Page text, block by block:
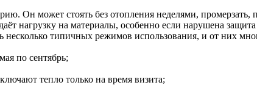
Он может стоять без отопления неделями, промерзать,
нагрузку на материалы, особенно если нарушена
несколько типичных режимов использования, и от них
по сентябрь;
тепло только на время визита;